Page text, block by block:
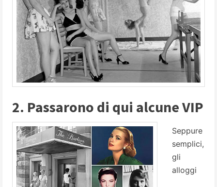
2. Passarono di qui alcune VIP
Seppure
semplici,
gli
alloggi